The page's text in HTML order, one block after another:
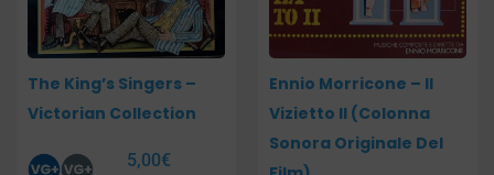
The King’s Singers –
Victorian Collection
5,00€
Ennio Morricone – Il
Vizietto II (Colonna
Sonora Originale Del